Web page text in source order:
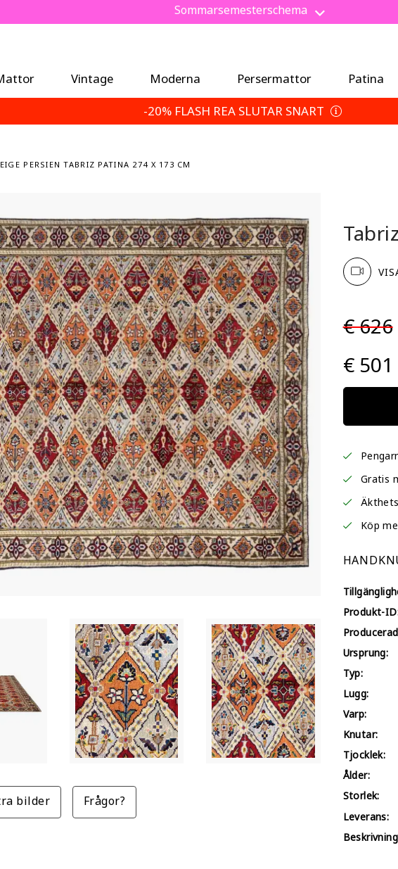
Spara 5 % extra — Välj dina returvillkor
Vintage Moderna Persermattor Patina
-20% FLASH REA SLUTAR SNART
PERSIEN TABRIZ PATINA 274 X 173 CM
bilder Frågor?
€ 626
€ 501
Gratis
Köp
Produkt-
Ursprung:
Typ:
Lugg:
Varp:
Knutar:
Tjocklek:
Ålder:
Storlek:
Leverans: